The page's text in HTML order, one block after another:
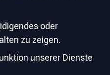
oder
zu zeigen.
unserer Dienste